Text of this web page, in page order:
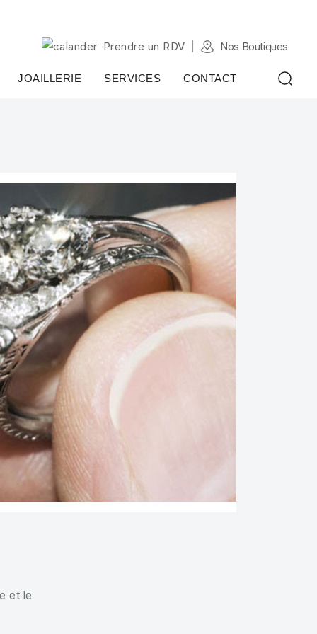
Prendre un RDV Nos Boutiques
JOAILLERIE SERVICES CONTACT
et le